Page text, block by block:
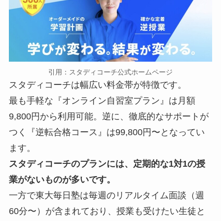
引用：スタディコーチ公式ホームページ
スタディコーチは幅広い料金帯が特徴です。
最も手軽な『オンライン自習室プラン』は月額
9,800円から利用可能。逆に、徹底的なサポートが
つく『逆転合格コース』は99,800円〜となってい
ます。
スタディコーチのプランには、定期的な1対1の授
業がないものが多いです。
一方で東大毎日塾は毎週のリアルタイム面談（週
60分〜）が含まれており、授業も受けたい生徒と